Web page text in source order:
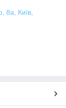
8а, Київ,